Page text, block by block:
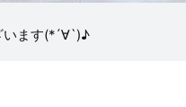
います(*´∀`)♪